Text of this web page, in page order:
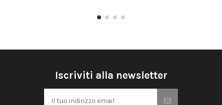
Iscriviti alla newsletter